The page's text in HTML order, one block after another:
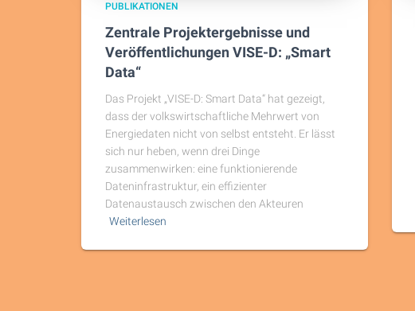
PUBLIKATIONEN
Zentrale Projektergebnisse und
Veröffentlichungen VISE-D: „Smart
Data“
Das Projekt „VISE-D: Smart Data“ hat gezeigt,
dass der volkswirtschaftliche Mehrwert von
Energiedaten nicht von selbst entsteht. Er lässt
sich nur heben, wenn drei Dinge
zusammenwirken: eine funktionierende
Dateninfrastruktur, ein effizienter
Datenaustausch zwischen den Akteuren
Weiterlesen